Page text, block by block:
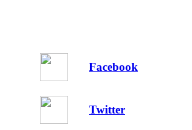
Facebook
Twitter